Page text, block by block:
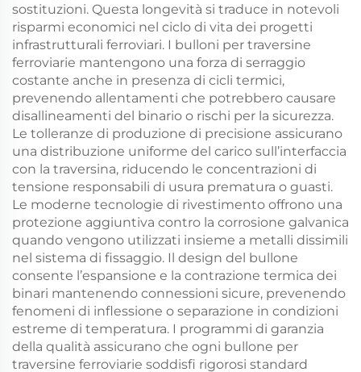
sostituzioni. Questa longevità si traduce in notevoli
risparmi economici nel ciclo di vita dei progetti
infrastrutturali ferroviari. I bulloni per traversine
ferroviarie mantengono una forza di serraggio
costante anche in presenza di cicli termici,
prevenendo allentamenti che potrebbero causare
disallineamenti del binario o rischi per la sicurezza.
Le tolleranze di produzione di precisione assicurano
una distribuzione uniforme del carico sull’interfaccia
con la traversina, riducendo le concentrazioni di
tensione responsabili di usura prematura o guasti.
Le moderne tecnologie di rivestimento offrono una
protezione aggiuntiva contro la corrosione galvanica
quando vengono utilizzati insieme a metalli dissimili
nel sistema di fissaggio. Il design del bullone
consente l’espansione e la contrazione termica dei
binari mantenendo connessioni sicure, prevenendo
fenomeni di inflessione o separazione in condizioni
estreme di temperatura. I programmi di garanzia
della qualità assicurano che ogni bullone per
traversine ferroviarie soddisfi rigorosi standard